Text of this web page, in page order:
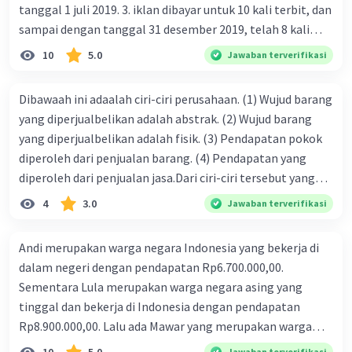
tanggal 1 juli 2019. 3. iklan dibayar untuk 10 kali terbit, dan
sampai dengan tanggal 31 desember 2019, telah 8 kali
terbit. 4. gaji terutang untuk periode berjalan sebesar
Rp800.000,00 dari data di atas, pencatatan jurnal pembalik
10 5.0 Jawaban terverifikasi
Dibawaah ini adaalah ciri-ciri perusahaan. (1) Wujud barang
yang diperjualbelikan adalah abstrak. (2) Wujud barang
yang diperjualbelikan adalah fisik. (3) Pendapatan pokok
diperoleh dari penjualan barang. (4) Pendapatan yang
diperoleh dari penjualan jasa.Dari ciri-ciri tersebut yang
merupakan ciri dari perusahaan dagang ditunjukan pada
nomor…. a. 1 dan 3 b. 3 dan 4 c. 2 dan 3 d. 1 dan 2 e. 2 dan 4
4 3.0 Jawaban terverifikasi
Andi merupakan warga negara Indonesia yang bekerja di
dalam negeri dengan pendapatan Rp6.700.000,00.
Sementara Lula merupakan warga negara asing yang
tinggal dan bekerja di Indonesia dengan pendapatan
Rp8.900.000,00. Lalu ada Mawar yang merupakan warga
negara Indonesia yang tinggal dan bekerja di luar negeri